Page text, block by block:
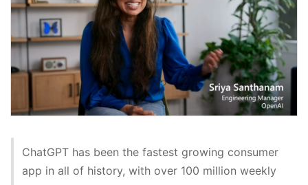
ChatGPT has been the fastest growing consumer
app in all of history, with over 100 million weekly